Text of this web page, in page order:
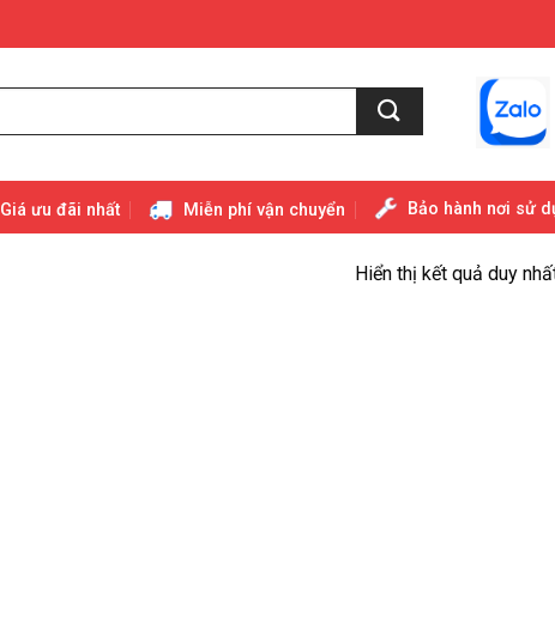
Giá ưu đãi nhất Miễn phí vận chuyển Bảo hành nơi sử
Hiển thị kết quả duy